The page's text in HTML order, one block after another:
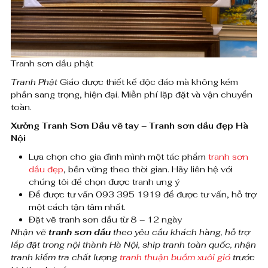
₫
ậ
t
ẹ
9
9
9
s
ố
l
Tranh sơn dầu phật
Tranh Phật Giáo được thiết kế độc đáo mà không kém
phần sang trọng, hiện đại. Miễn phí lặp đặt và vận chuyển
toàn.
Xưởng Tranh Sơn Dầu vẽ tay – Tranh sơn dầu đẹp Hà
Nội
Lựa chọn cho gia đình mình một tác phẩm tranh sơn
dầu đẹp, bền vững theo thời gian. Hãy liên hệ với
chúng tôi để chọn được tranh ưng ý
Để được tư vấn 093 395 1919 để được tư vấn, hỗ trợ
một cách tận tâm nhất.
Đặt vẽ tranh sơn dầu từ 8 – 12 ngày
Nhận vẽ tranh sơn dầu theo yêu cầu khách hàng, hỗ trợ
lắp đặt trong nội thành Hà Nội, ship tranh toàn quốc, nhận
tranh kiểm tra chất lượng tranh thuận buồm xuôi gió trước